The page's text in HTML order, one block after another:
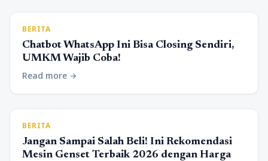
BERITA
Chatbot WhatsApp Ini Bisa Closing Sendiri,
UMKM Wajib Coba!
Read more arrow_forward
BERITA
Jangan Sampai Salah Beli! Ini Rekomendasi
Mesin Genset Terbaik 2026 dengan Harga